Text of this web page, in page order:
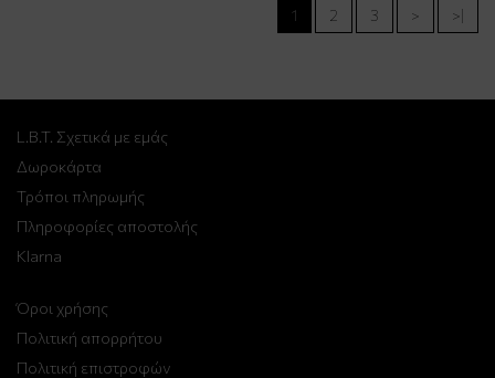
1
2 3 > >|
L.B.T. Σχετικά με εμάς
Δωροκάρτα
Τρόποι πληρωμής
Πληροφορίες αποστολής
Klarna
Όροι χρήσης
Πολιτική απορρήτου
Πολιτική επιστροφών